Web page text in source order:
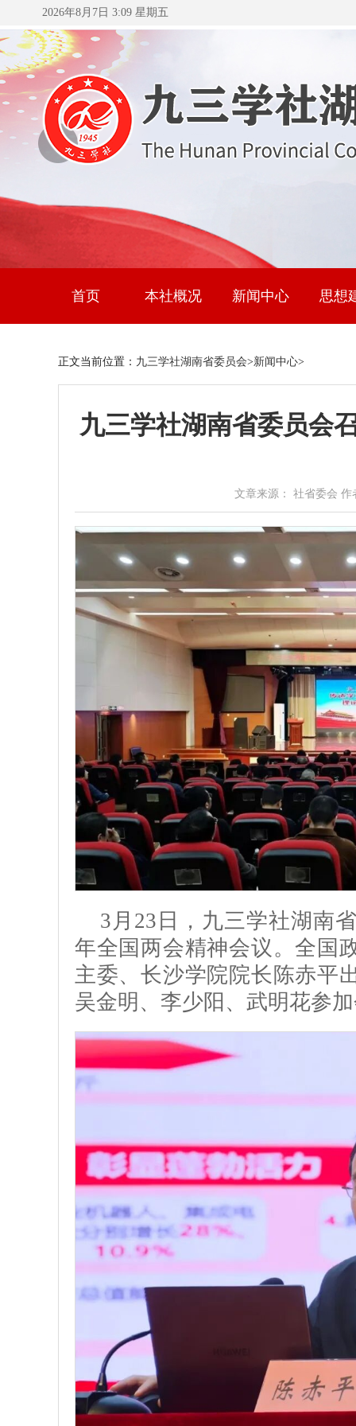
2026年8月7日 3:09 星期五
首页 本社概况 新闻中心 思想
当前位置： 九三学社湖南省委员会>新闻中心>
正文
九三学社湖南省委员会
文章来源： 社省委会 作
3月23日，九三学社湖南
年全国两会精神会议。全国
主委、长沙学院院长陈赤平
吴金明、李少阳、武明花参